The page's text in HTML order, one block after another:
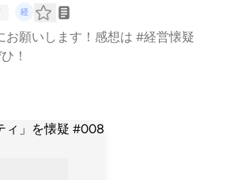
お願いします！感想は #経営懐疑
！